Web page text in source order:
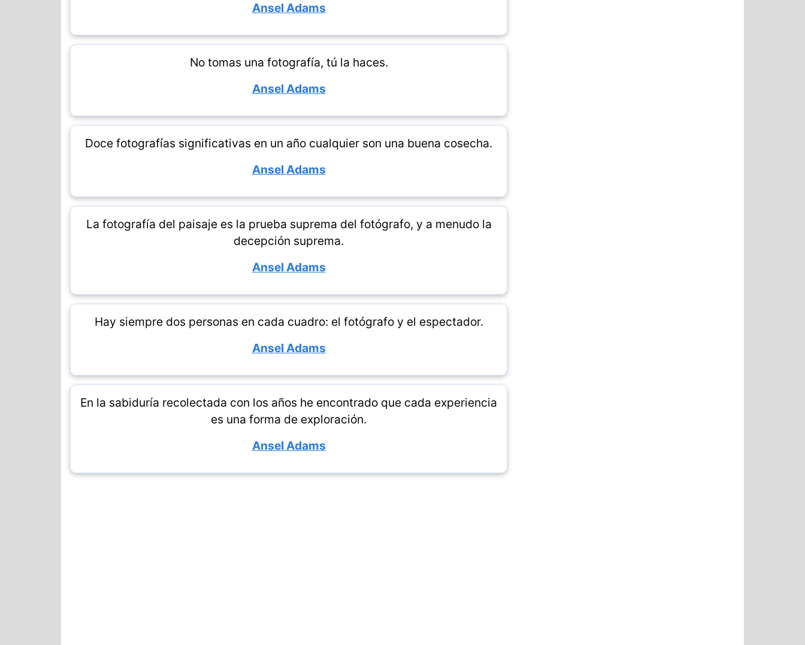
Ansel Adams
No tomas una fotografía, tú la haces.
Ansel Adams
Doce fotografías significativas en un año cualquier son una buena cosecha.
Ansel Adams
La fotografía del paisaje es la prueba suprema del fotógrafo, y a menudo la
decepción suprema.
Ansel Adams
Hay siempre dos personas en cada cuadro: el fotógrafo y el espectador.
Ansel Adams
En la sabiduría recolectada con los años he encontrado que cada experiencia
es una forma de exploración.
Ansel Adams